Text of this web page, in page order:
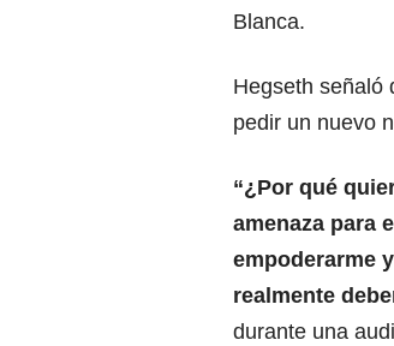
Blanca.
Hegseth señaló
pedir un nuevo
“¿Por qué
amenaza para
empoderarme
realmente
durante una